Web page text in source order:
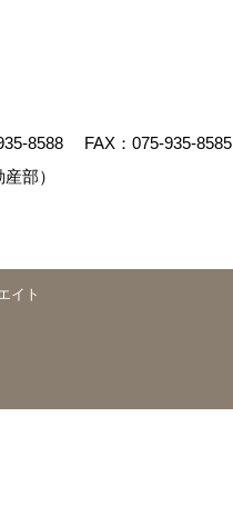
8588
FAX：075-935-8585
部）
イト